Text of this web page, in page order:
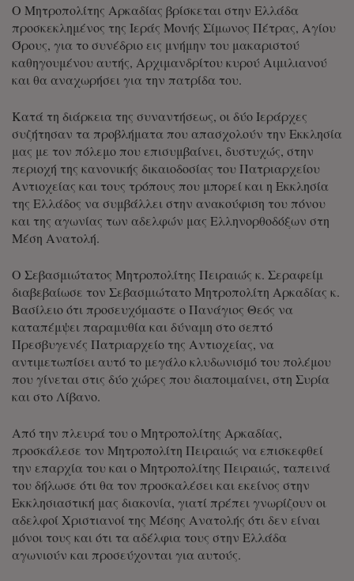
Ο Μητροπολίτης Αρκαδίας βρίσκεται στην Ελλάδα
προσκεκλημένος της Ιεράς Μονής Σίμωνος Πέτρας, Αγίου
Όρους, για το συνέδριο εις μνήμην του μακαριστού
καθηγουμένου αυτής, Αρχιμανδρίτου κυρού Αιμιλιανού
και θα αναχωρήσει για την πατρίδα του.
Κατά τη διάρκεια της συναντήσεως, οι δύο Ιεράρχες
συζήτησαν τα προβλήματα που απασχολούν την Εκκλησία
μας με τον πόλεμο που επισυμβαίνει, δυστυχώς, στην
περιοχή της κανονικής δικαιοδοσίας του Πατριαρχείου
Αντιοχείας και τους τρόπους που μπορεί και η Εκκλησία
της Ελλάδος να συμβάλλει στην ανακούφιση του πόνου
και της αγωνίας των αδελφών μας Ελληνορθοδόξων στη
Μέση Ανατολή.
Ο Σεβασμιώτατος Μητροπολίτης Πειραιώς κ. Σεραφείμ
διαβεβαίωσε τον Σεβασμιώτατο Μητροπολίτη Αρκαδίας κ.
Βασίλειο ότι προσευχόμαστε ο Πανάγιος Θεός να
καταπέμψει παραμυθία και δύναμη στο σεπτό
Πρεσβυγενές Πατριαρχείο της Αντιοχείας, να
αντιμετωπίσει αυτό το μεγάλο κλυδωνισμό του πολέμου
που γίνεται στις δύο χώρες που διαποιμαίνει, στη Συρία
και στο Λίβανο.
Από την πλευρά του ο Μητροπολίτης Αρκαδίας,
προσκάλεσε τον Μητροπολίτη Πειραιώς να επισκεφθεί
την επαρχία του και ο Μητροπολίτης Πειραιώς, ταπεινά
του δήλωσε ότι θα τον προσκαλέσει και εκείνος στην
Εκκλησιαστική μας διακονία, γιατί πρέπει γνωρίζουν οι
αδελφοί Χριστιανοί της Μέσης Ανατολής ότι δεν είναι
μόνοι τους και ότι τα αδέλφια τους στην Ελλάδα
αγωνιούν και προσεύχονται για αυτούς.